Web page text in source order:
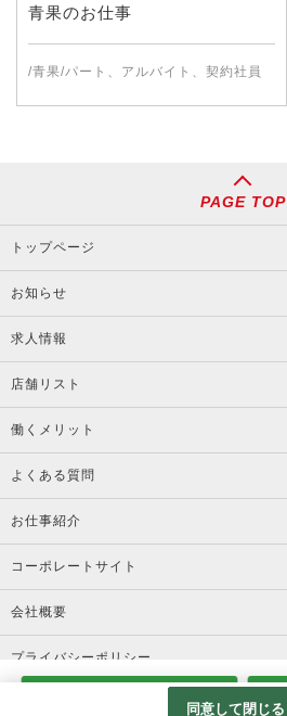
青果のお仕事
/青果/パート、アルバイト、契約社員
PAGE TOP
トップページ
お知らせ
求人情報
店舗リスト
働くメリット
よくある質問
お仕事紹介
コーポレートサイト
会社概要
プライバシーポリシー
(C) Beisia
同意して閉じる